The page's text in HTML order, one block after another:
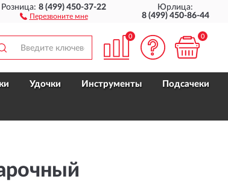
ДОСТАВИМ ПО ВСЕЙ РОССИИ
Розница:8 (499) 450-37-22
Перезвоните мне
Юрлица:
8 (499) 450-86-44
0 0
Удочки Инструменты Подсачеки